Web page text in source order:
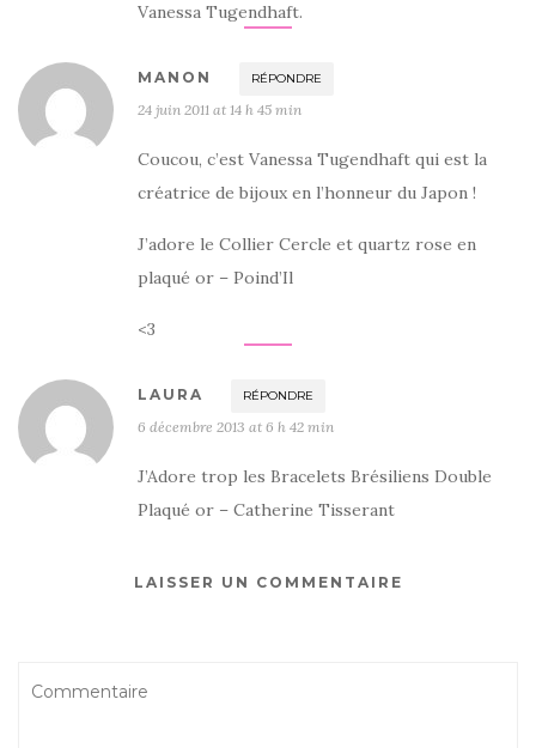
Vanessa Tugendhaft.
MANON RÉPONDRE
24 juin 2011 at 14 h 45 min
Coucou, c’est Vanessa Tugendhaft qui est la
créatrice de bijoux en l’honneur du Japon !
J’adore le Collier Cercle et quartz rose en
plaqué or – Poind’Il
<3
LAURA RÉPONDRE
6 décembre 2013 at 6 h 42 min
J’Adore trop les Bracelets Brésiliens Double
Plaqué or – Catherine Tisserant
LAISSER UN COMMENTAIRE